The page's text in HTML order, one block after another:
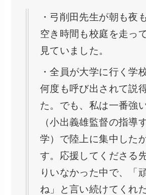
・弓削田先生が朝も夜
空き時間も校庭を走っ
見ていました。
・全員が大学に行く学
何度も呼び出されて説
た。でも、私は一番強
（小出義雄監督の指導
学）で陸上に集中した
す。応援してくださる
りいなかった中で、「
ね」と言い続けてくれ